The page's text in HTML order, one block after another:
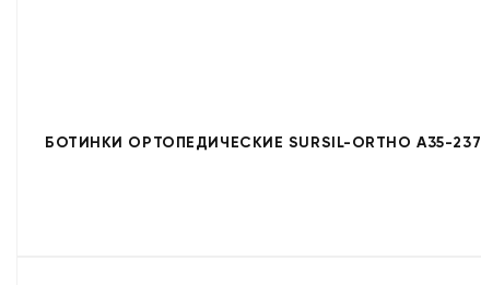
БОТИНКИ ОРТОПЕДИЧЕСКИЕ SURSIL-ORTHO A35-237